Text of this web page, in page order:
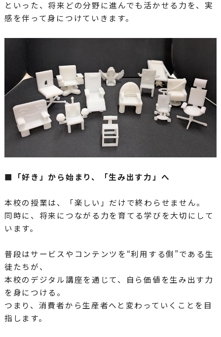
といった、将来どの分野に進んでも活かせる力を、実
感を伴って身につけていきます。
■「好き」から始まり、「生み出す力」へ
本校の授業は、「楽しい」だけで終わらせません。
同時に、将来につながる力を育てる学びを大切にして
います。
普段はサービスやコンテンツを“利用する側”である生
徒たちが、
本校のデジタル講座を通じて、自ら価値を生み出す力
を身につける。
つまり、消費者から生産者へと変わっていくことを目
指します。